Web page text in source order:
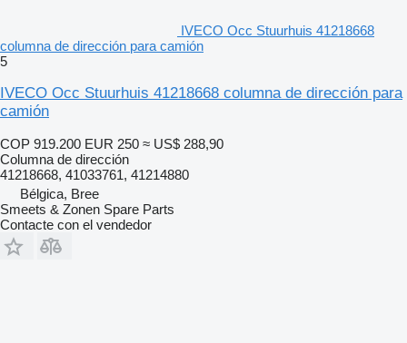
IVECO Occ Stuurhuis 41218668
columna de dirección para camión
5
IVECO Occ Stuurhuis 41218668 columna de dirección para
camión
COP 919.200 EUR 250 ≈ US$ 288,90
Columna de dirección
41218668, 41033761, 41214880
Bélgica, Bree
Smeets & Zonen Spare Parts
Contacte con el vendedor